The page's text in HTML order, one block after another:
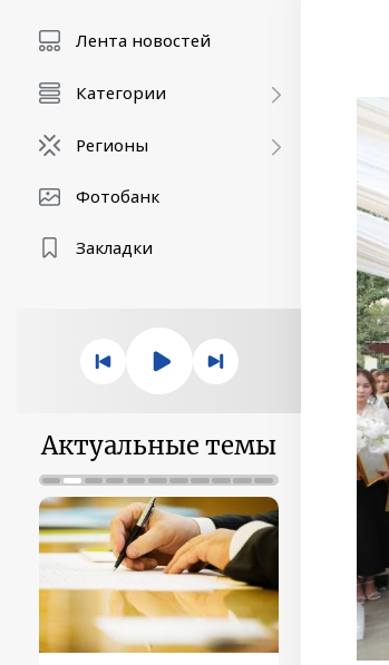
Лента новостей
Категории
Регионы
Фотобанк
Закладки
Актуальные темы